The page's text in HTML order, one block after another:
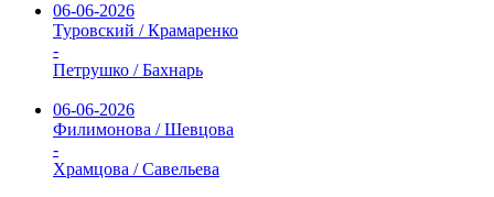
06-06-2026
Туровский / Крамаренко
-
Петрушко / Бахнарь
06-06-2026
Филимонова / Шевцова
-
Храмцова / Савельева